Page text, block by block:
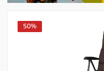
50%